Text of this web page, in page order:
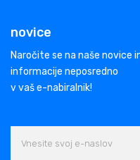
novice
Naročite se na naše novice
informacije neposredno
v vaš e-nabiralnik!